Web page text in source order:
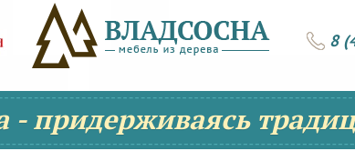
8
- придерживаясь